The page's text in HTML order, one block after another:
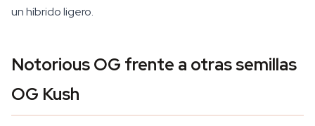
un híbrido ligero.
Notorious OG frente a otras semillas
OG Kush